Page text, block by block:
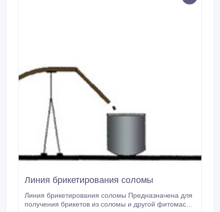
Линия брикетирования соломы
Линия брикетирования соломы Предназначена для
получения брикетов из соломы и другой фитомассы